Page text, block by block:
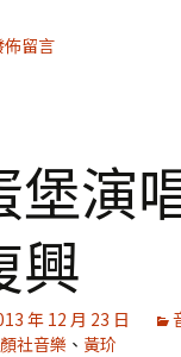
佈留言
堡演
興
年 12 月 23 日
顏社音樂 、 黃玠